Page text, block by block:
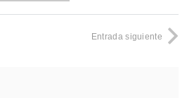
Entrada siguiente